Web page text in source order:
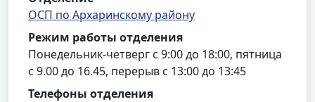
ОСП по Архаринскому району
Режим работы отделения
Понедельник-четверг с 9:00 до 18:00, пятница
с 9.00 до 16.45, перерыв с 13:00 до 13:45
Телефоны отделения